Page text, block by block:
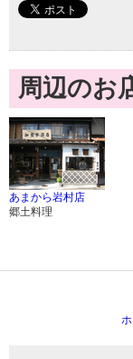
周辺のお
あまから岩村店
郷土料理